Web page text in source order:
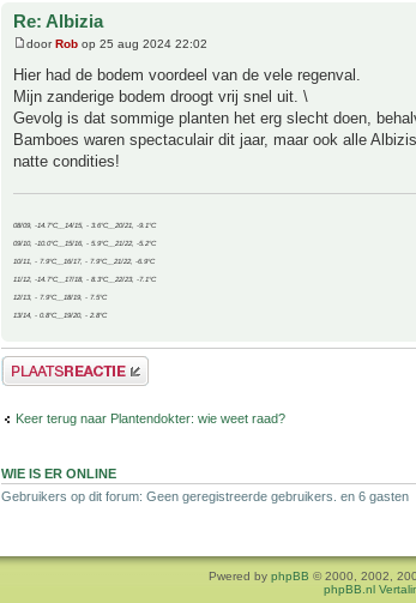
Re: Albizia
doorRob op 25 aug 2024 22:02
Hier had de bodem voordeel van de vele regenval.
Mijn zanderige bodem droogt vrij snel uit. \
Gevolg is dat sommige planten het erg slecht doen,
Bamboes waren spectaculair dit jaar, maar ook alle
natte condities!
08/09, -14.7°C__14/15, - 3.6°C__20/21, -9.1°C
09/10, -10.0°C__15/16, - 5.9°C__21/22, -5.2°C
10/11, - 7.9°C__16/17, - 7.9°C__21/22, -6.9°C
11/12, -14.7°C__17/18, - 8.3°C__22/23, -7.1°C
12/13, - 7.9°C__18/19, - 7.5°C
13/14, - 0.8°C__19/20, - 2.8°C
Plaats een reactie
Keer terug naar Plantendokter: wie weet raad?
WIE IS ER ONLINE
Gebruikers op dit forum: Geen geregistreerde gebruikers. en 6 gasten
Pwered by phpBB © 2000, 2002,
phpBB.nl